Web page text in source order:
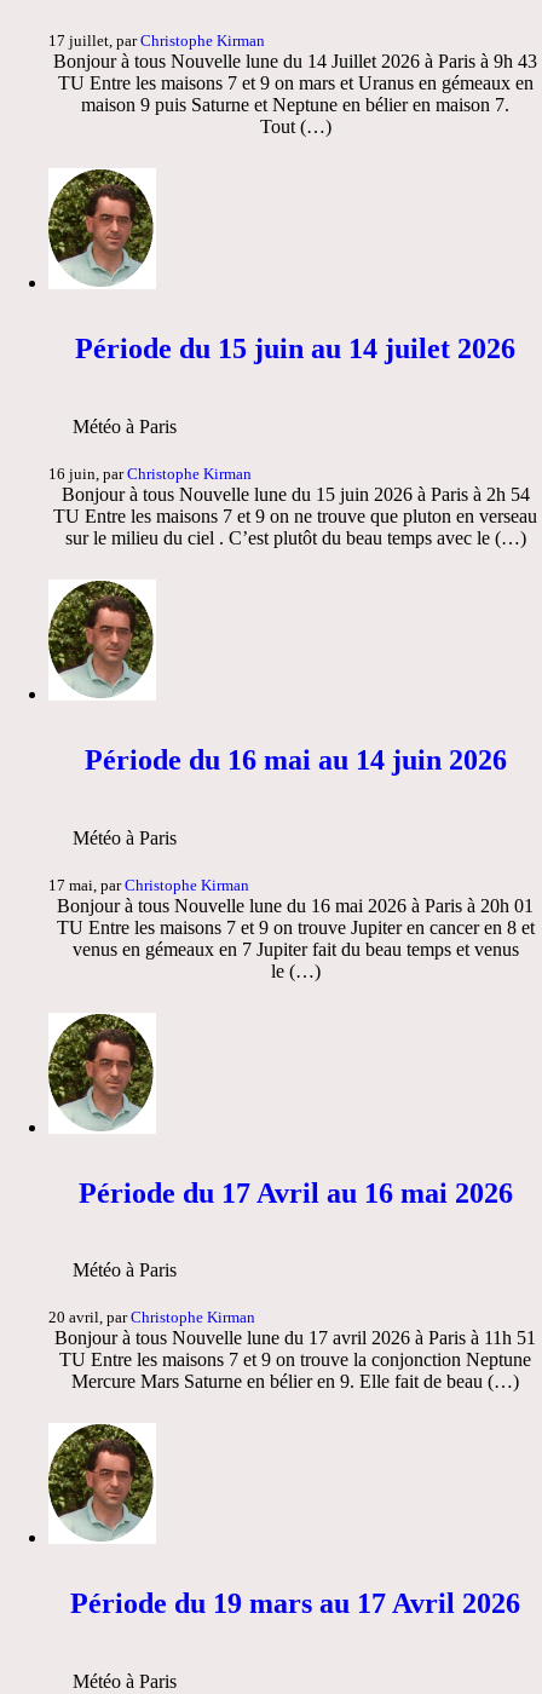
17 juillet, parChristophe Kirman
Bonjour à tous Nouvelle lune du 14 Juillet 2026 à Paris à 9h 43
TU Entre les maisons 7 et 9 on mars et Uranus en gémeaux en
maison 9 puis Saturne et Neptune en bélier en maison 7.
Tout (…)
Période du 15 juin au 14 juilet 2026
Météo à Paris
16 juin, parChristophe Kirman
Bonjour à tous Nouvelle lune du 15 juin 2026 à Paris à 2h 54
TU Entre les maisons 7 et 9 on ne trouve que pluton en verseau
sur le milieu du ciel . C’est plutôt du beau temps avec le (…)
Période du 16 mai au 14 juin 2026
Météo à Paris
17 mai, parChristophe Kirman
Bonjour à tous Nouvelle lune du 16 mai 2026 à Paris à 20h 01
TU Entre les maisons 7 et 9 on trouve Jupiter en cancer en 8 et
venus en gémeaux en 7 Jupiter fait du beau temps et venus
le (…)
Période du 17 Avril au 16 mai 2026
Météo à Paris
20 avril, parChristophe Kirman
Bonjour à tous Nouvelle lune du 17 avril 2026 à Paris à 11h 51
TU Entre les maisons 7 et 9 on trouve la conjonction Neptune
Mercure Mars Saturne en bélier en 9. Elle fait de beau (…)
Période du 19 mars au 17 Avril 2026
Météo à Paris